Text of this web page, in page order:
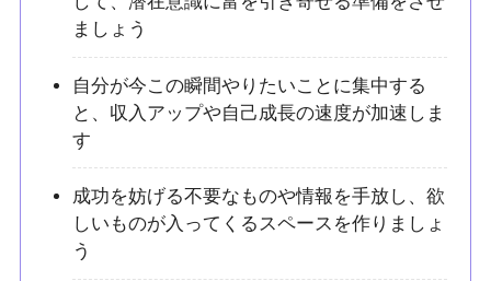
ましょう
自分が今この瞬間やりたいことに集中する
と、収入アップや自己成長の速度が加速しま
す
成功を妨げる不要なものや情報を手放し、欲
しいものが入ってくるスペースを作りましょ
う